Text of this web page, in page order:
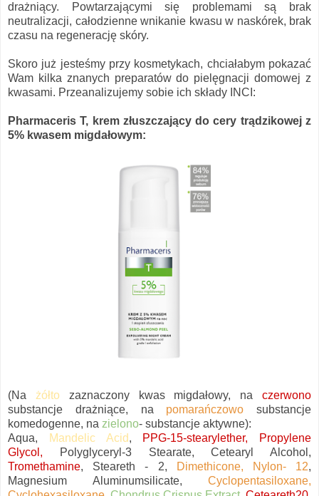
drażniący. Powtarzającymi się problemami są brak
neutralizacji, całodzienne wnikanie kwasu w naskórek, brak
czasu na regenerację skóry.
Skoro już jesteśmy przy kosmetykach, chciałabym pokazać
Wam kilka znanych preparatów do pielęgnacji domowej z
kwasami. Przeanalizujemy sobie ich składy INCI:
Pharmaceris T, krem złuszczający do cery trądzikowej z
5% kwasem migdałowym:
(Na żółto zaznaczony kwas migdałowy, naczerwono
substancje drażniące, na pomarańczowo substancje
komedogenne, na zielono- substancje aktywne):
Aqua,
Mandelic Acid,
PPG-15-stearylether, Propylene
Glycol, Polyglyceryl-3 Stearate, Cetearyl Alcohol,
Tromethamine, Steareth - 2, Dimethicone, Nylon- 12,
Magnesium Aluminumsilicate, Cyclopentasiloxane,